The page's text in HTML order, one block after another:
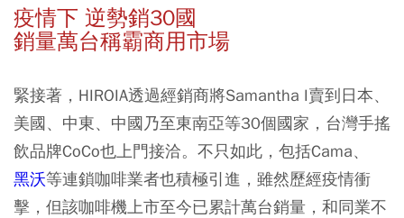
疫情下 逆勢銷30國
銷量萬台稱霸商用市場
緊接著，HIROIA透過經銷商將Samantha I賣到日本、
美國、中東、中國乃至東南亞等30個國家，台灣手搖
飲品牌CoCo也上門接洽。不只如此，包括Cama、
黑沃等連鎖咖啡業者也積極引進，雖然歷經疫情衝
擊，但該咖啡機上市至今已累計萬台銷量，和同業不